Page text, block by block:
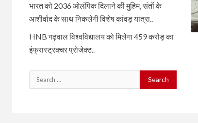
भारत को 2036 ओलंपिक दिलाने की मुहिम, संतों के
आशीर्वाद के साथ निकलेगी विशेष कांवड़ यात्रा..
HNB गढ़वाल विश्वविद्यालय को मिलेगा 459 करोड़ का
इंफ्रास्ट्रक्चर प्रोजेक्ट..
Search
for: